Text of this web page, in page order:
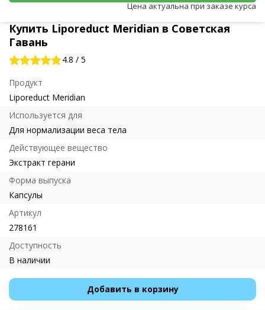
Купить Liporeduct Meridian в Советская
Гавань
4.8 / 5
Продукт
Liporeduct Meridian
Используется для
Для нормализации веса тела
Действующее вещество
Экстракт герани
Форма выпуска
Капсулы
Артикул
278161
Доступность
В наличии
Добавить в корзину
Цена актуальна при заказе курса